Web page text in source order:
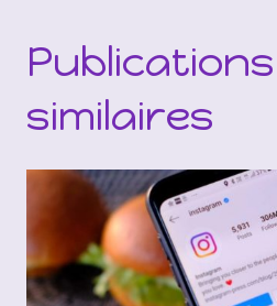
Publications
similaires